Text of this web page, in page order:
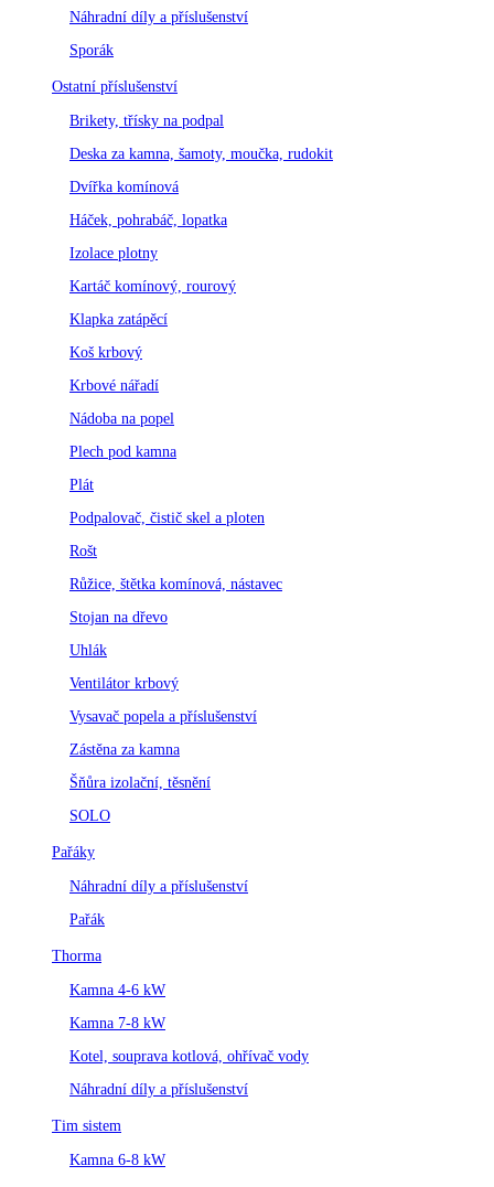
Náhradní díly a příslušenství
Sporák
Ostatní příslušenství
Brikety, třísky na podpal
Deska za kamna, šamoty, moučka, rudokit
Dvířka komínová
Háček, pohrabáč, lopatka
Izolace plotny
Kartáč komínový, rourový
Klapka zatápěcí
Koš krbový
Krbové nářadí
Nádoba na popel
Plech pod kamna
Plát
Podpalovač, čistič skel a ploten
Rošt
Růžice, štětka komínová, nástavec
Stojan na dřevo
Uhlák
Ventilátor krbový
Vysavač popela a příslušenství
Zástěna za kamna
Šňůra izolační, těsnění
SOLO
Pařáky
Náhradní díly a příslušenství
Pařák
Thorma
Kamna 4-6 kW
Kamna 7-8 kW
Kotel, souprava kotlová, ohřívač vody
Náhradní díly a příslušenství
Tim sistem
Kamna 6-8 kW